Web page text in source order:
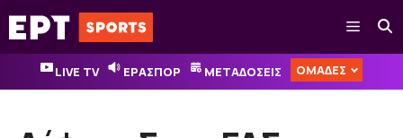
Μετάβαση
σε
περιεχόμενο
Μενού
LIVE TV ΕΡΑΣΠΟΡ ΜΕΤΑΔΟΣΕΙΣ ΟΜΑΔΕΣ